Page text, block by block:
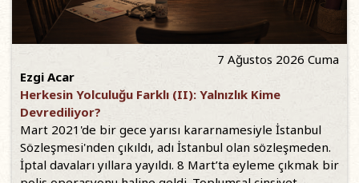
7 Ağustos 2026 Cuma
Ezgi Acar
Herkesin Yolculuğu Farklı (II): Yalnızlık Kime
Devrediliyor?
Mart 2021'de bir gece yarısı kararnamesiyle İstanbul
Sözleşmesi'nden çıkıldı, adı İstanbul olan sözleşmeden.
İptal davaları yıllara yayıldı. 8 Mart’ta eyleme çıkmak bir